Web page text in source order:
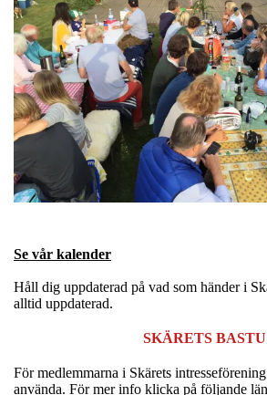
Se vår kalender
Håll dig uppdaterad på vad som händer i
alltid uppdaterad.
SKÄRETS BASTU
För medlemmarna i Skärets
använda. För mer info klicka på följande